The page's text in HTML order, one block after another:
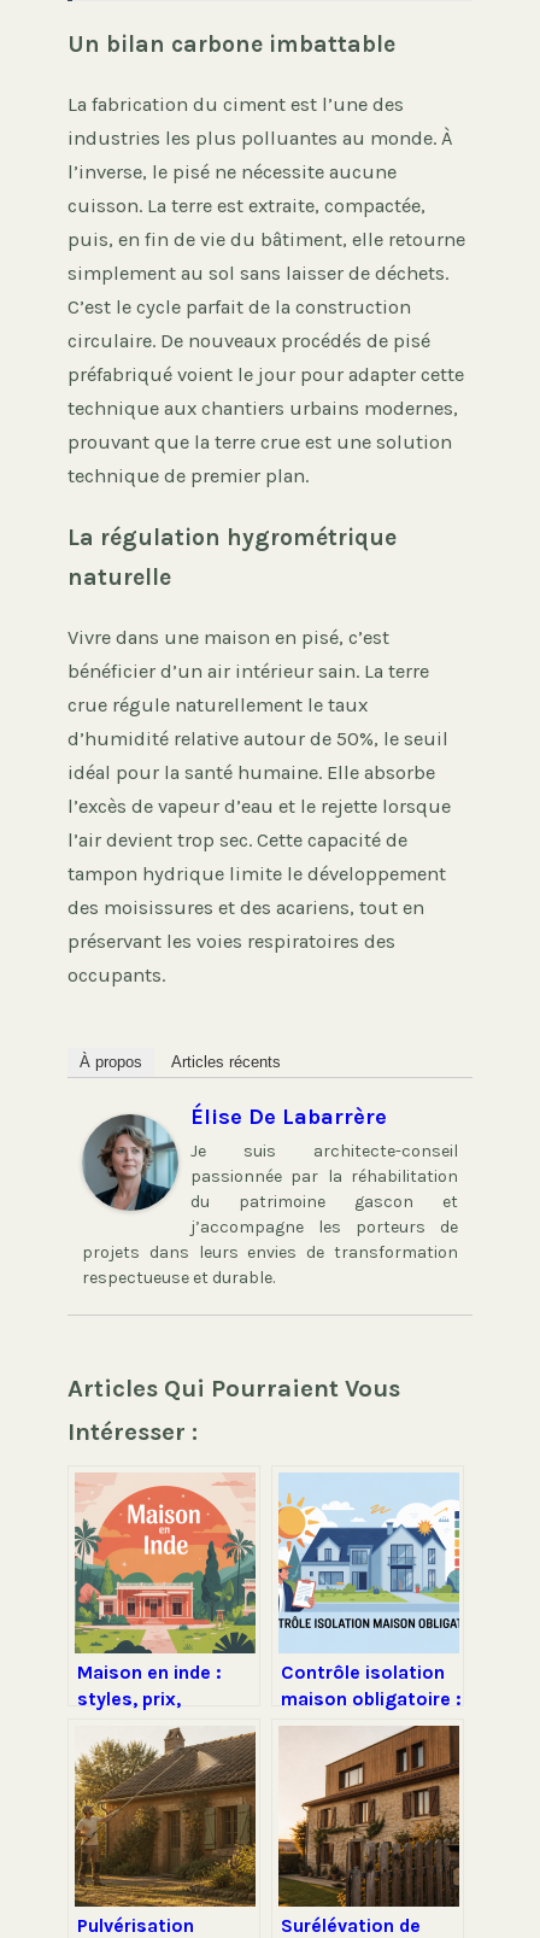
Un bilan carbone imbattable
La fabrication du ciment est l’une des
industries les plus polluantes au monde. À
l’inverse, le pisé ne nécessite aucune
cuisson. La terre est extraite, compactée,
puis, en fin de vie du bâtiment, elle retourne
simplement au sol sans laisser de déchets.
C’est le cycle parfait de la construction
circulaire. De nouveaux procédés de pisé
préfabriqué voient le jour pour adapter cette
technique aux chantiers urbains modernes,
prouvant que la terre crue est une solution
technique de premier plan.
La régulation hygrométrique
naturelle
Vivre dans une maison en pisé, c’est
bénéficier d’un air intérieur sain. La terre
crue régule naturellement le taux
d’humidité relative autour de 50%, le seuil
idéal pour la santé humaine. Elle absorbe
l’excès de vapeur d’eau et le rejette lorsque
l’air devient trop sec. Cette capacité de
tampon hydrique limite le développement
des moisissures et des acariens, tout en
préservant les voies respiratoires des
occupants.
À propos Articles récents
Élise De Labarrère
Je suis architecte-conseil
passionnée par la réhabilitation
du patrimoine gascon et
j’accompagne les porteurs de
projets dans leurs envies de transformation
respectueuse et durable.
Articles Qui Pourraient Vous
Intéresser :
Maison en inde :
styles, prix,
construction et
conseils pour
réussir votre projet
Contrôle isolation
maison obligatoire :
ce que vous devez
vraiment savoir
Pulvérisation
Surélévation de